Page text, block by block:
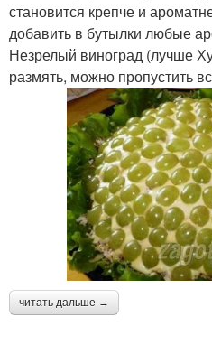
становится крепче и
добавить в бутылки любые
Незрелый виноград (лучше
размять, можно пропустить
читать дальше →